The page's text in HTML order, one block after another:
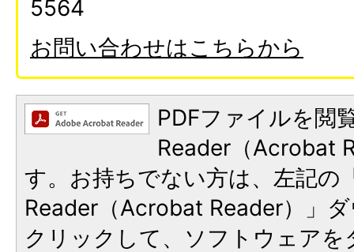
5564
お問い合わせはこちらから
PDFファイルを閲
Reader（Acrobat
す。お持ちでない方は、左記の
Reader（Acrobat Reader）」
クリックして、ソフトウェア